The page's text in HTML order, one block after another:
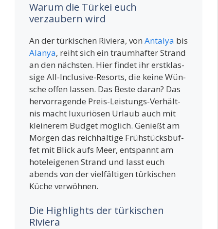
Warum die Türkei euch
verzaubern wird
An der tür­ki­schen Rivie­ra, von Anta­lya bis
Alanya, reiht sich ein traum­haf­ter Strand
an den nächs­ten. Hier fin­det ihr erst­klas­
si­ge All-Inclu­si­ve-Resorts, die kei­ne Wün­
sche offen las­sen. Das Bes­te dar­an? Das
her­vor­ra­gen­de Preis-Leis­tungs-Ver­hält­
nis macht luxu­riö­sen Urlaub auch mit
klei­ne­rem Bud­get mög­lich. Genießt am
Mor­gen das reich­hal­ti­ge Früh­stücks­buf­
fet mit Blick aufs Meer, ent­spannt am
hotel­ei­ge­nen Strand und lasst euch
abends von der viel­fäl­ti­gen tür­ki­schen
Küche verwöhnen.
Die Highlights der türkischen
Riviera